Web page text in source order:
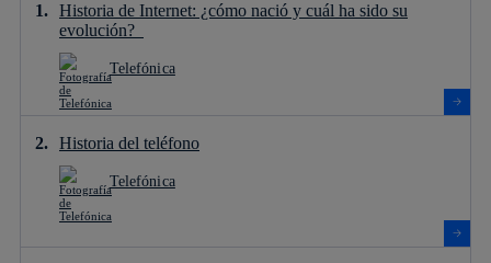
Historia de Internet: ¿cómo nació y cuál ha sido su
evolución?
Telefónica
Historia del teléfono
Telefónica